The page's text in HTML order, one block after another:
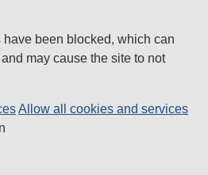
been blocked, which can
may cause the site to not
Allow all cookies and services